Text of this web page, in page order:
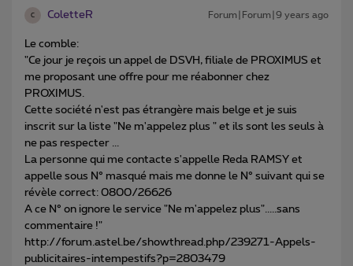
C ColetteR Forum|Forum|9 years ago
Le comble:
"Ce jour je reçois un appel de DSVH, filiale de PROXIMUS et
me proposant une offre pour me réabonner chez
PROXIMUS.
Cette société n'est pas étrangère mais belge et je suis
inscrit sur la liste "Ne m'appelez plus " et ils sont les seuls à
ne pas respecter ...
La personne qui me contacte s'appelle Reda RAMSY et
appelle sous N° masqué mais me donne le N° suivant qui se
révèle correct: 0800/26626
A ce N° on ignore le service "Ne m'appelez plus".....sans
commentaire !"
http://forum.astel.be/showthread.php/239271-Appels-
publicitaires-intempestifs?p=2803479